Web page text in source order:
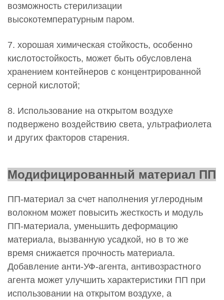
возможность стерилизации
высокотемпературным паром.
7. хорошая химическая стойкость, особенно
кислотостойкость, может быть обусловлена ​​
хранением контейнеров с концентрированной
серной кислотой;
8. Использование на открытом воздухе
подвержено воздействию света, ультрафиолета
и других факторов старения.
Модифицированный материал ПП
ПП-материал за счет наполнения углеродным
волокном может повысить жесткость и модуль
ПП-материала, уменьшить деформацию
материала, вызванную усадкой, но в то же
время снижается прочность материала.
Добавление анти-УФ-агента, антивозрастного
агента может улучшить характеристики ПП при
использовании на открытом воздухе, а